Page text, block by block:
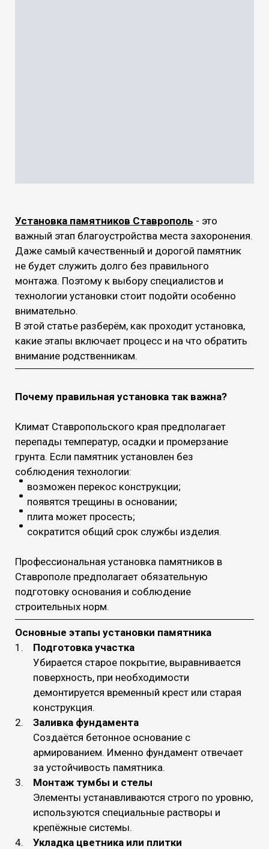
Установка памятников Ставрополь - это
важный этап благоустройства места захоронения.
Даже самый качественный и дорогой памятник
не будет служить долго без правильного
монтажа. Поэтому к выбору специалистов и
технологии установки стоит подойти особенно
внимательно.
В этой статье разберём, как проходит установка,
какие этапы включает процесс и на что обратить
внимание родственникам.
Почему правильная установка так важна?
Климат Ставропольского края предполагает
перепады температур, осадки и промерзание
грунта. Если памятник установлен без
соблюдения технологии:
возможен перекос конструкции;
появятся трещины в основании;
плита может просесть;
сократится общий срок службы изделия.
Профессиональная установка памятников в
Ставрополе предполагает обязательную
подготовку основания и соблюдение
строительных норм.
Основные этапы установки памятника
Подготовка участка
Убирается старое покрытие, выравнивается
поверхность, при необходимости
демонтируется временный крест или старая
конструкция.
Заливка фундамента
Создаётся бетонное основание с
армированием. Именно фундамент отвечает
за устойчивость памятника.
Монтаж тумбы и стелы
Элементы устанавливаются строго по уровню,
используются специальные растворы и
крепёжные системы.
Укладка цветника или плитки